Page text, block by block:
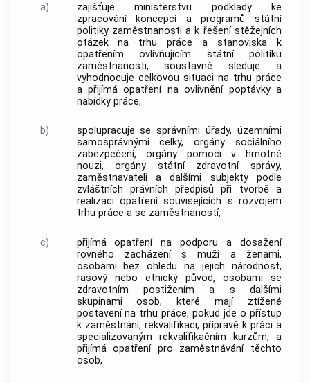
a)
zajišťuje ministerstvu podklady ke
zpracování koncepcí a programů státní
politiky zaměstnanosti a k řešení stěžejních
otázek na trhu práce a stanoviska k
opatřením ovlivňujícím státní politiku
zaměstnanosti, soustavně sleduje a
vyhodnocuje celkovou situaci na trhu práce
a přijímá opatření na ovlivnění poptávky a
nabídky práce,
b)
spolupracuje se správními úřady, územními
samosprávnými celky, orgány sociálního
zabezpečení, orgány pomoci v hmotné
nouzi, orgány státní zdravotní správy,
zaměstnavateli a dalšími subjekty podle
zvláštních právních předpisů při tvorbě a
realizaci opatření souvisejících s rozvojem
trhu práce a se zaměstnaností,
c)
přijímá opatření na podporu a dosažení
rovného zacházení s muži a ženami,
osobami bez ohledu na jejich národnost,
rasový nebo etnický původ, osobami se
zdravotním postižením a s dalšími
skupinami osob, které mají ztížené
postavení na trhu práce, pokud jde o přístup
k zaměstnání, rekvalifikaci, přípravě k práci a
specializovaným rekvalifikačním kurzům, a
přijímá opatření pro zaměstnávání těchto
osob,